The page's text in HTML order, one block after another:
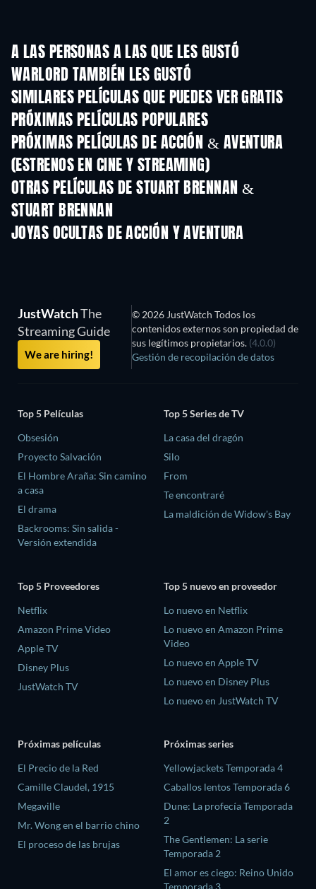
A LAS PERSONAS A LAS QUE LES GUSTÓ
WARLORD TAMBIÉN LES GUSTÓ
SIMILARES PELÍCULAS QUE PUEDES VER GRATIS
PRÓXIMAS PELÍCULAS POPULARES
PRÓXIMAS PELÍCULAS DE ACCIÓN & AVENTURA
(ESTRENOS EN CINE Y STREAMING)
OTRAS PELÍCULAS DE STUART BRENNAN &
STUART BRENNAN
JOYAS OCULTAS DE ACCIÓN Y AVENTURA
JustWatchThe
Streaming Guide
We are hiring!
© 2026 JustWatch Todos los
contenidos externos son propiedad de
sus legítimos propietarios. (4.0.0)
Gestión de recopilación de datos
Top 5 Películas
Obsesión
Proyecto Salvación
El Hombre Araña: Sin camino
a casa
El drama
Backrooms: Sin salida -
Versión extendida
Top 5 Series de TV
La casa del dragón
Silo
From
Te encontraré
La maldición de Widow's Bay
Top 5 Proveedores
Netflix
Amazon Prime Video
Apple TV
Disney Plus
JustWatch TV
Top 5 nuevo en proveedor
Lo nuevo en Netflix
Lo nuevo en Amazon Prime
Video
Lo nuevo en Apple TV
Lo nuevo en Disney Plus
Lo nuevo en JustWatch TV
Próximas películas
El Precio de la Red
Camille Claudel, 1915
Megaville
Mr. Wong en el barrio chino
El proceso de las brujas
Próximas series
Yellowjackets Temporada 4
Caballos lentos Temporada 6
Dune: La profecía Temporada
2
The Gentlemen: La serie
Temporada 2
El amor es ciego: Reino Unido